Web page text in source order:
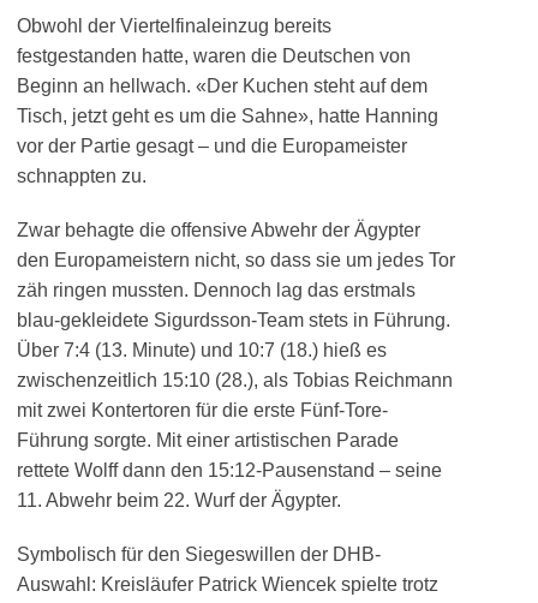
Obwohl der Viertelfinaleinzug bereits
festgestanden hatte, waren die Deutschen von
Beginn an hellwach. «Der Kuchen steht auf dem
Tisch, jetzt geht es um die Sahne», hatte Hanning
vor der Partie gesagt – und die Europameister
schnappten zu.
Zwar behagte die offensive Abwehr der Ägypter
den Europameistern nicht, so dass sie um jedes Tor
zäh ringen mussten. Dennoch lag das erstmals
blau-gekleidete Sigurdsson-Team stets in Führung.
Über 7:4 (13. Minute) und 10:7 (18.) hieß es
zwischenzeitlich 15:10 (28.), als Tobias Reichmann
mit zwei Kontertoren für die erste Fünf-Tore-
Führung sorgte. Mit einer artistischen Parade
rettete Wolff dann den 15:12-Pausenstand – seine
11. Abwehr beim 22. Wurf der Ägypter.
Symbolisch für den Siegeswillen der DHB-
Auswahl: Kreisläufer Patrick Wiencek spielte trotz